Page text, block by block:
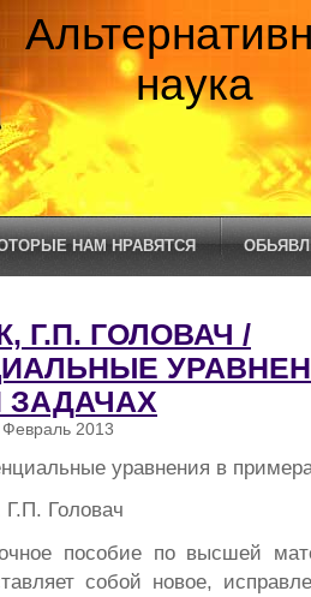
наука
НАМ НРАВЯТСЯ
Г.П. ГОЛОВАЧ /
ЗАДАЧАХ
Февраль 2013
уравнения в
Головач
пособие по высшей
собой новое,